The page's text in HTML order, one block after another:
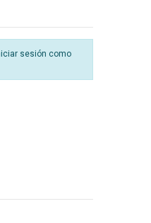
sesión como